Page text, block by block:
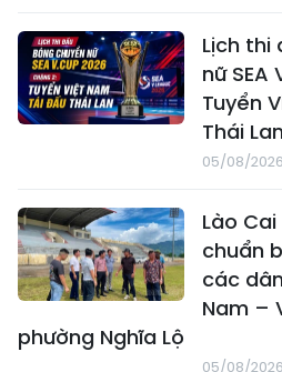
Lịch thi
nữ SEA
Tuyển
Thái Lan
05/08/
Lào
chuẩn
các
Nam –
phường Nghĩa Lộ
05/08/2026